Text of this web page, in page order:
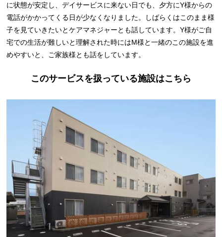
に状態が安定し、デイサービスに来ない日でも、夕方にY様からの
電話がかかってくる日が少なくなりました。しばらくはこのまま様
子を見ていきたいとケアマネジャーとも話しています。Y様がご自
宅での生活が難しいと理解された時にはM様と一緒のこの施設を進
めやすいと、ご家族様とも話をしています。
このサービスを扱っている施設はこちら